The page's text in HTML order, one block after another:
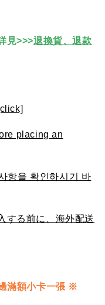
見>>>退換貨、退款
placing an
항을 확인하시기 바
する前に、海外配送
滿額小卡一張 ※